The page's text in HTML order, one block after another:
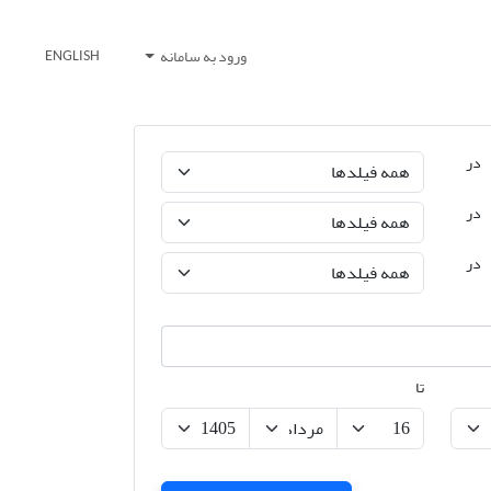
ورود به سامانه ENGLISH
در
در
در
تا